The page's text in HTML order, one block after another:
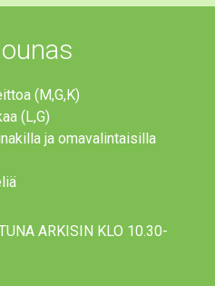
(M,G,K)
(L,G)
ja omavalintaisilla
ARKISIN KLO 10.30-